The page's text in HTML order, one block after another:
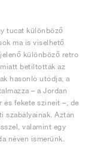
tucat különböző
ma is viselhető
különböző retro
betiltották az
hasonló utódja, a
– a Jordan
és fekete színeit –, de
szabályainak. Aztán
valamint egy
néven ismerünk.